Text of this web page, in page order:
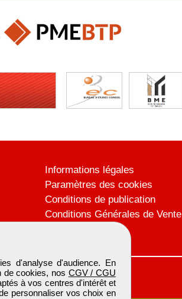
d'analyse d'audience. En
de cookies, nos CGV / CGU
à vos centres d'intérêt et
personnaliser vos choix en
Informations légales
Paramètres des cookies
Conditions de publication
Conditions Générales de Vente